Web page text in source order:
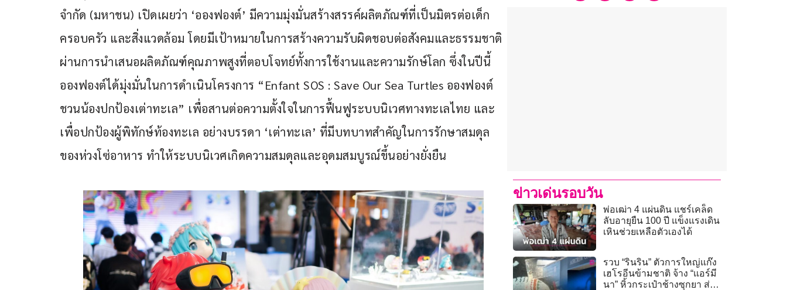
จำกัด (มหาชน) เปิดเผยว่า ‘อองฟองต์’ มีความมุ่งมั่นสร้างสรรค์ผลิตภัณฑ์ที่เป็นมิตรต่อเด็ก
ครอบครัว และสิ่งแวดล้อม โดยมีเป้าหมายในการสร้างความรับผิดชอบต่อสังคมและธรรมชาติ
ผ่านการนำเสนอผลิตภัณฑ์คุณภาพสูงที่ตอบโจทย์ทั้งการใช้งานและความรักษ์โลก ซึ่งในปีนี้
อองฟองต์ได้มุ่งมั่นในการดำเนินโครงการ “Enfant SOS : Save Our Sea Turtles อองฟองต์
ชวนน้องปกป้องเต่าทะเล” เพื่อสานต่อความตั้งใจในการฟื้นฟูระบบนิเวศทางทะเลไทย และ
เพื่อปกป้องผู้พิทักษ์ท้องทะเล อย่างบรรดา ‘เต่าทะเล’ ที่มีบทบาทสำคัญในการรักษาสมดุล
ของห่วงโซ่อาหาร ทำให้ระบบนิเวศเกิดความสมดุลและอุดมสมบูรณ์ขึ้นอย่างยั่งยืน
ข่าวเด่นรอบวัน
พ่อเฒ่า 4 แผ่นดิน แชร์เคล็ด
ลับอายุยืน 100 ปี แข็งแรงเดิน
เหินช่วยเหลือตัวเองได้
รวบ “รินริน” ตัวการใหญ่แก๊ง
เฮโรอีนข้ามชาติ จ้าง “แอร์มี
นา” หิ้วกระเป๋าช้างซุกยา ส่ง